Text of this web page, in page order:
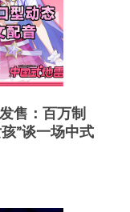
售：百万制
”谈一场中式